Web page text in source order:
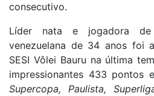
consecutivo.
Líder nata e jogadora
venezuelana de 34 anos foi
SESI Vôlei Bauru na última
impressionantes 433 pontos
Supercopa, Paulista,